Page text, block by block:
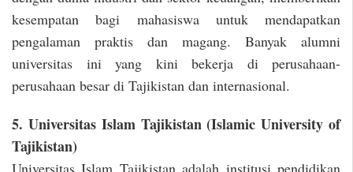
kesempatan bagi mahasiswa untuk mendapatkan
pengalaman praktis dan magang. Banyak alumni
universitas ini yang kini bekerja di perusahaan-
perusahaan besar di Tajikistan dan internasional.
5. Universitas Islam Tajikistan (Islamic University of
Tajikistan)
Universitas Islam Tajikistan adalah institusi pendidikan